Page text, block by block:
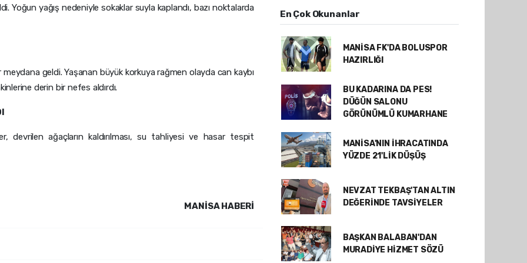
Yoğun yağış nedeniyle sokaklar suyla kaplandı, bazı noktalarda
geldi. Yaşanan büyük korkuya rağmen olayda can kaybı
derin bir nefes aldırdı.
devrilen ağaçların kaldırılması, su tahliyesi ve hasar tespit
MANISA HABERİ
En Çok Okunanlar
MANİSA FK'DA BOLUSPOR
HAZIRLIĞI
BU KADARINA DA PES!
DÜĞÜN SALONU
GÖRÜNÜMLÜ KUMARHANE
MANİSA'NIN İHRACATINDA
YÜZDE 21'LİK DÜŞÜŞ
NEVZAT TEKBAŞ'TAN ALTIN
DEĞERİNDE TAVSİYELER
BAŞKAN BALABAN'DAN
MURADİYE HİZMET SÖZÜ